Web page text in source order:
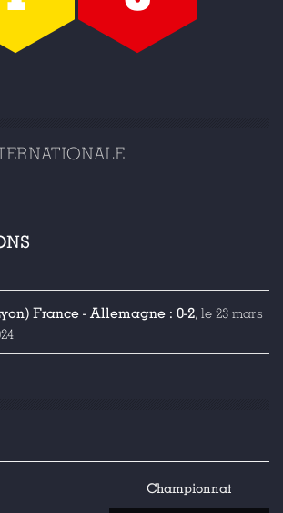
France - Allemagne : 0-2, le 23 mars
Championnat